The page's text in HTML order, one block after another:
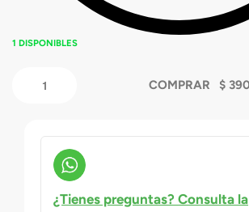
1 DISPONIBLES
COMPRAR
¿Tienes preguntas? Consulta la